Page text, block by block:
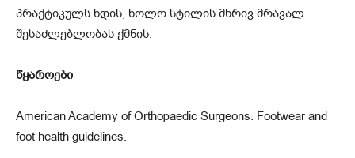
პრაქტიკულს ხდის, ხოლო სტილის მხრივ მრავალ
შესაძლებლობას ქმნის.
წყაროები
American Academy of Orthopaedic Surgeons. Footwear and
foot health guidelines.